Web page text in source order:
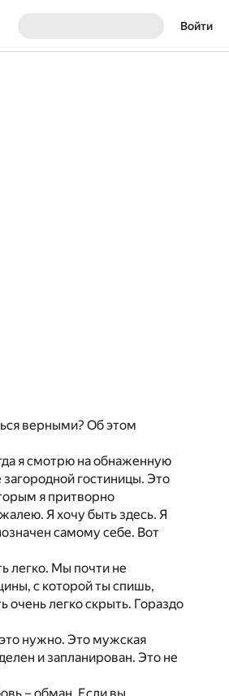
Войти
верными? Об этом
я смотрю на обнаженную
гостиницы. Это
я притворно
Я хочу быть здесь. Я
самому себе. Вот
легко. Мы почти не
с которой ты спишь,
легко скрыть. Гораздо
нужно. Это мужская
и запланирован. Это не